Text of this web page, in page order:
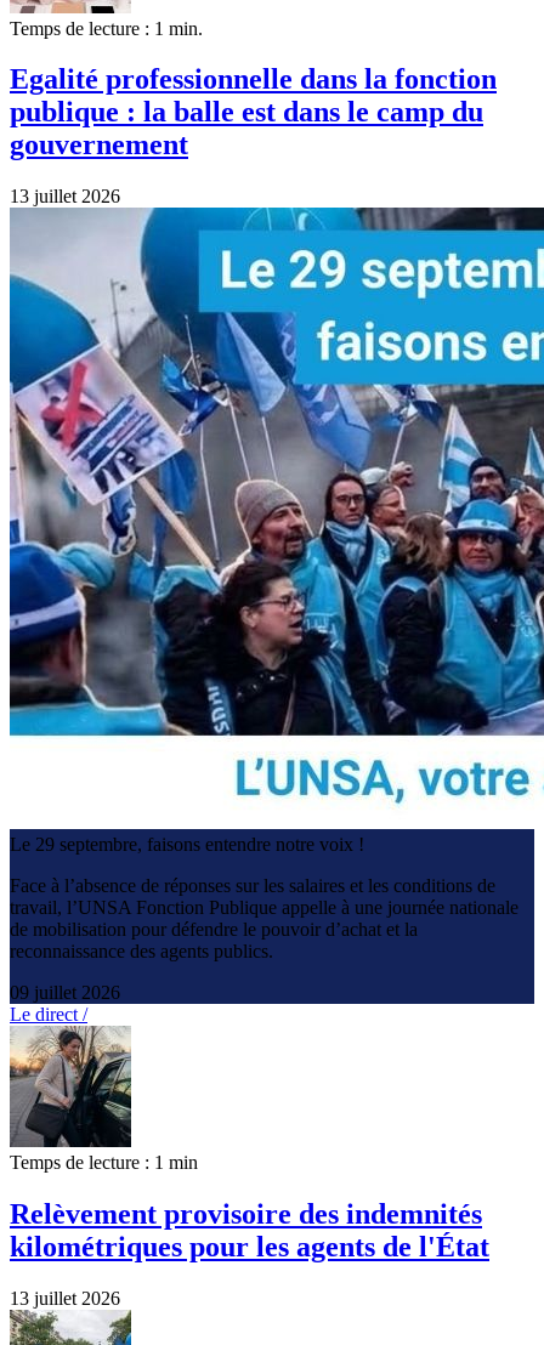
Temps de lecture : 1 min.
Egalité professionnelle dans la fonction
publique : la balle est dans le camp du
gouvernement
13 juillet 2026
Le 29 septembre, faisons entendre notre voix !
Face à l’absence de réponses sur les salaires et les conditions de
travail, l’UNSA Fonction Publique appelle à une journée nationale
de mobilisation pour défendre le pouvoir d’achat et la
reconnaissance des agents publics.
09 juillet 2026
Le direct /
Temps de lecture : 1 min
Relèvement provisoire des indemnités
kilométriques pour les agents de l'État
13 juillet 2026